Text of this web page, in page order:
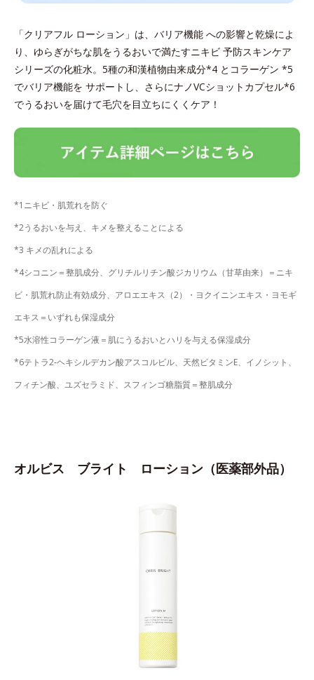
「クリアフル ローション」は、バリア機能 への影響と乾燥によ
り、ゆらぎがちな肌をうるおいで満たすニキビ 予防スキンケア
シリーズの化粧水。5種の和漢植物由来成分*4 とコラーゲン *5
でバリア機能を サポートし、さらにナノVCショットカプセル*6
でうるおいを届けて毛穴を目立ちにくくケア！
*1ニキビ・肌荒れを防ぐ
*2うるおいを与え、キメを整えることによる
*3 キメの乱れによる
*4シコニン＝整肌成分、グリチルリチン酸ジカリウム（甘草由来）＝ニキ
ビ・肌荒れ防止有効成分、アロエエキス（2）・ヨクイニンエキス・ヨモギ
エキス＝いずれも保湿成分
*5水溶性コラーゲン液＝肌にうるおいとハリを与える保湿成分
*6テトラ2-ヘキシルデカン酸アスコルビル、天然ビタミンE、イノシット、
フィチン酸、ユズセラミド、スフィンゴ糖脂質＝整肌成分
オルビス ブライト ローション（医薬部外品）